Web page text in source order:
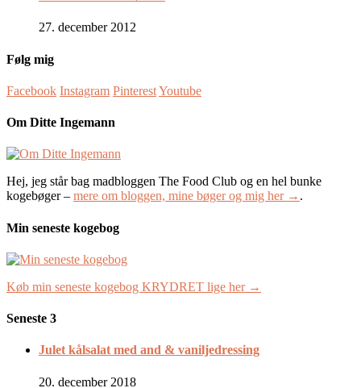
27. december 2012
Følg mig
Facebook Instagram PinterestYoutube
Om Ditte Ingemann
Hej, jeg står bag madbloggen The Food Club og en hel bunke
kogebøger – mere om bloggen, mine bøger og mig her → .
Min seneste kogebog
Køb min seneste kogebog KRYDRET lige her →
Seneste 3
Julet kålsalat med and & vaniljedressing
20. december 2018